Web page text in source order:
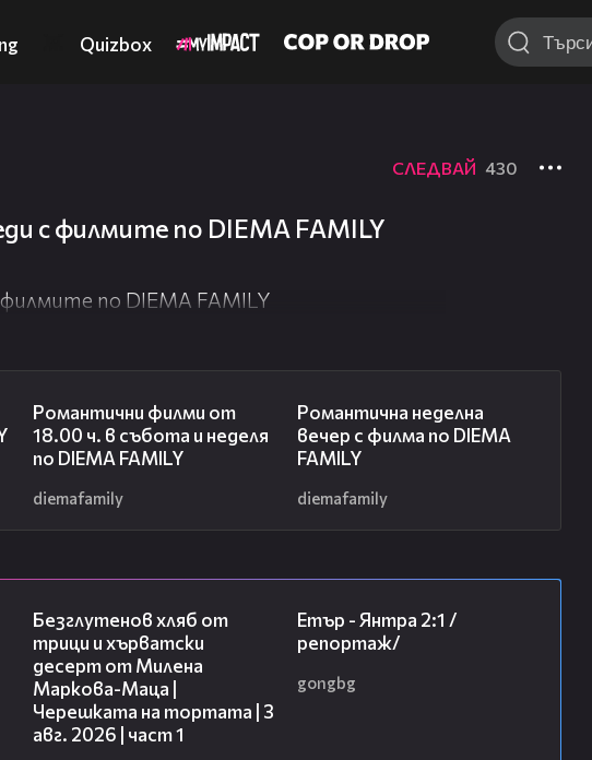
Quizbox
СЛЕДВАЙ 430
с филмите по DIEMA FAMILY
по DIEMA FAMILY
Романтични филми от
18.00 ч. в събота и неделя
по DIEMA FAMILY
diemafamily
Романтичнa неделна
вечер с филма по DIEMA
FAMILY
diemafamily
Безглутенов хляб от
трици и хърватски
десерт от Милена
Маркова-Маца |
Черешката на тортата | 3
авг. 2026 | част 1
Етър - Янтра 2:1 /
репортаж/
gongbg